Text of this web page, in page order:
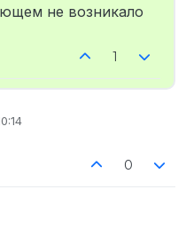
не возникало
1
0